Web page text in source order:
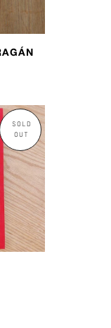
SOLD
OUT